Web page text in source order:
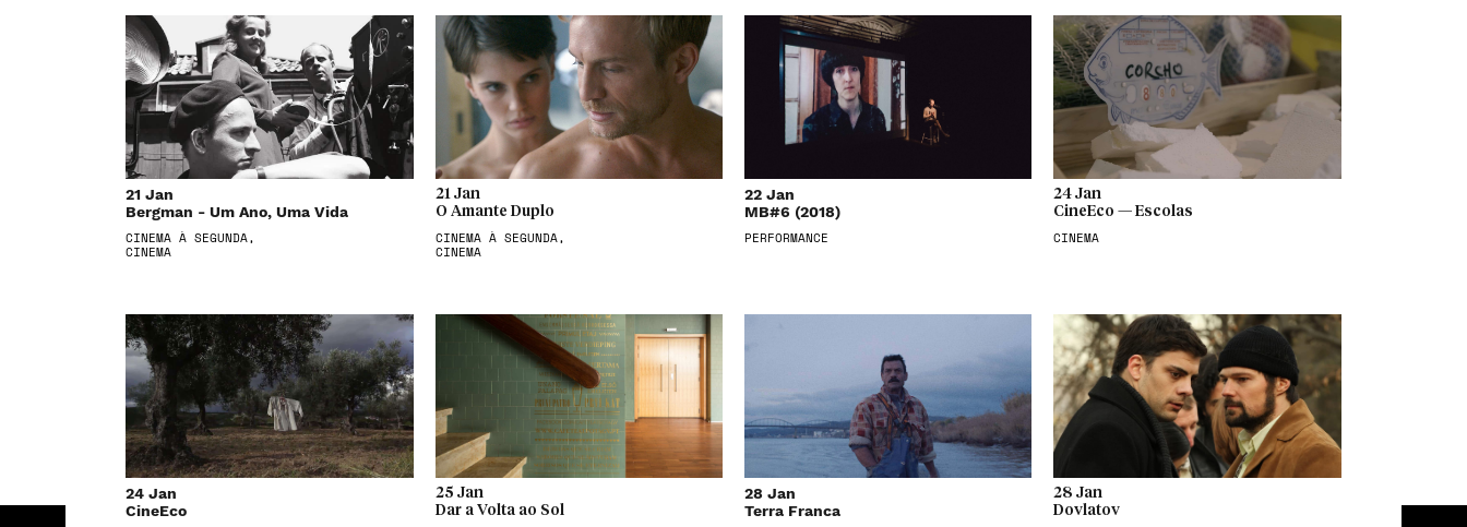
21 Jan
Bergman - Um Ano, Uma Vida
CINEMA À SEGUNDA,
CINEMA
21 Jan
O Amante Duplo
CINEMA À SEGUNDA,
CINEMA
22 Jan
MB#6 (2018)
PERFORMANCE
24 Jan
CineEco — Escolas
CINEMA
24 Jan
CineEco
25 Jan
Dar a Volta ao Sol
28 Jan
Terra Franca
28 Jan
Dovlatov